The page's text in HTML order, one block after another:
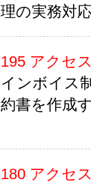
理の実務対
195 アクセス
インボイス
約書を作成
180 アクセス